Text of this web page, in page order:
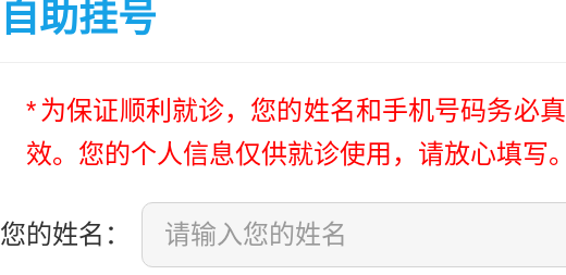
自助挂号
* 为保证顺利就诊，您的姓名和手机号码务必
效。您的个人信息仅供就诊使用，请放心填写
您的姓名：